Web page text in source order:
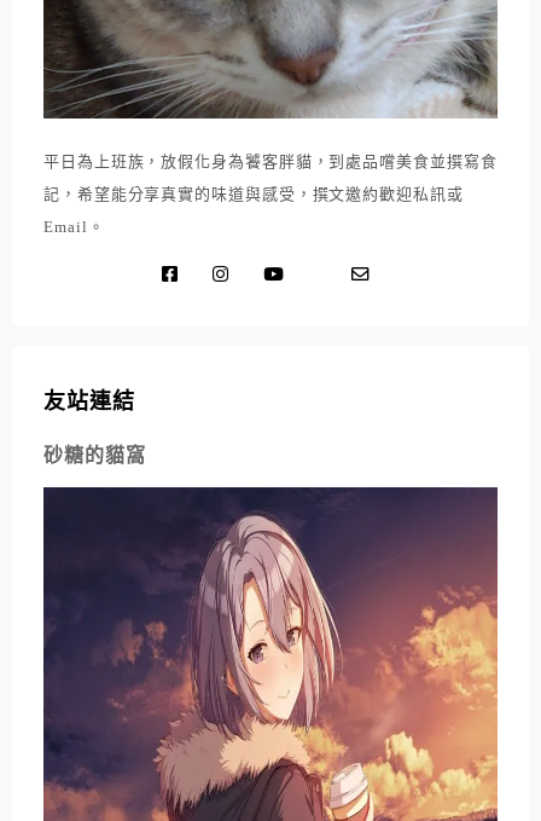
平日為上班族，放假化身為饕客胖貓，到處品嚐美食並撰寫食
記，希望能分享真實的味道與感受，撰文邀約歡迎私訊或
Email。
友站連結
砂糖的貓窩